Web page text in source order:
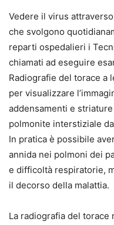
Vedere il virus
che svolgono
reparti ospedalieri i
chiamati ad eseguire
Radiografie del torace a
per visualizzare
addensamenti e
polmonite interstiziale
In pratica è possibile
annida nei polmoni dei
e difficoltà respiratorie,
il decorso della malattia.
La radiografia del torace